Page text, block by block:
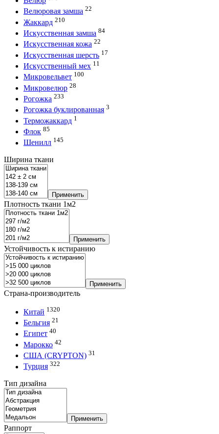
Велюровая замша 22
Жаккард 210
Искусственная замша 84
Искусственная кожа 22
Искусственная шерсть 17
Искусственный мех 11
Микровельвет 100
Микровелюр 28
Рогожка 233
Рогожка буклированная 3
Терможаккард 1
Флок 85
Шенилл 145
Ширина ткани
Применить
Плотность ткани 1м2
Применить
Устойчивость к истиранию
Применить
Страна-производитель
Китай 1320
Бельгия 21
Египет 40
Марокко 42
США (CRYPTON) 31
Турция 322
Тип дизайна
Применить
Раппорт